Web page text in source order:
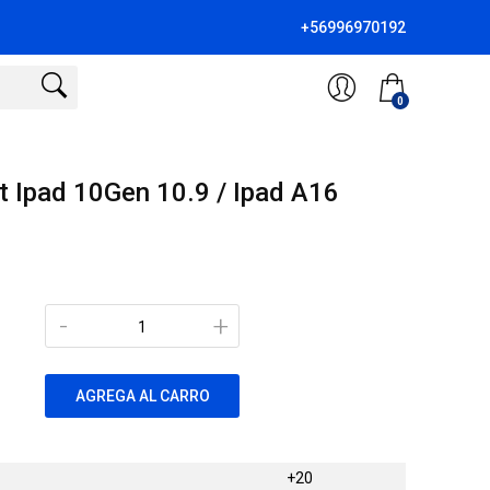
+56996970192
0
Ipad 10Gen 10.9 / Ipad A16
+
-
AGREGA AL CARRO
+20